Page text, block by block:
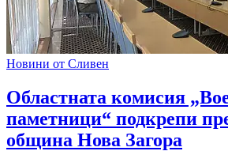
Новини от Сливен
Областната комисия
паметници“ подкрепи
община Нова Загора